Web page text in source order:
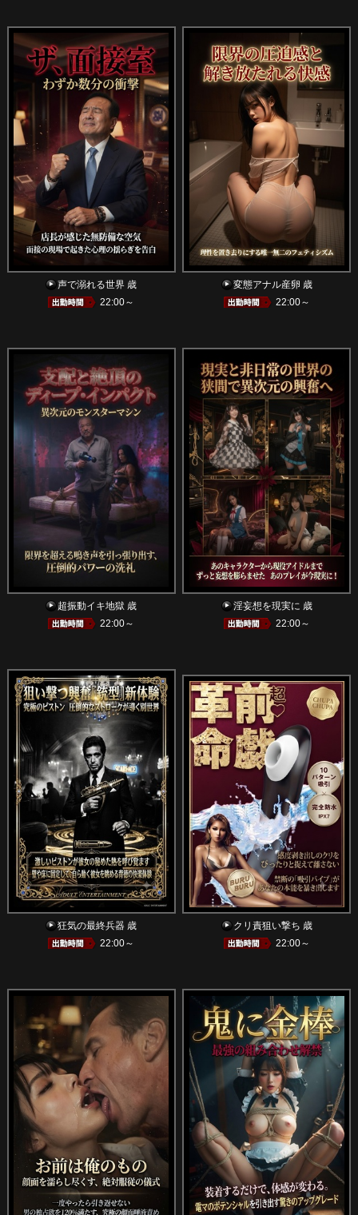
声で溺れる世界 歳
22:00～
変態アナル産卵 歳
22:00～
超振動イキ地獄 歳
22:00～
淫妄想を現実に 歳
22:00～
狂気の最終兵器 歳
22:00～
クリ責狙い撃ち 歳
22:00～